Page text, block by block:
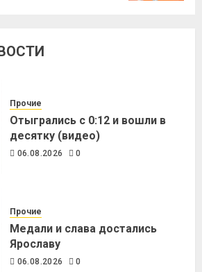
Прочие
Отыгрались с 0:12 и вошли в
десятку (видео)
06.08.2026 0
Прочие
Медали и слава достались
Ярославу
06.08.2026 0